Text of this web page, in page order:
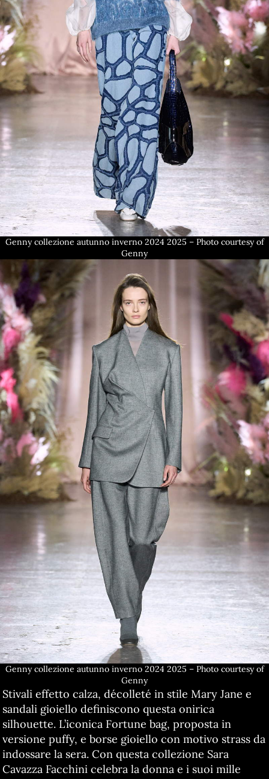
Genny collezione autunno inverno 2024 2025 – Photo courtesy of
Genny
Genny collezione autunno inverno 2024 2025 – Photo courtesy of
Genny
Stivali effetto calza, décolleté in stile Mary Jane e
sandali gioiello definiscono questa onirica
silhouette. L’iconica Fortune bag, proposta in
versione puffy, e borse gioiello con motivo strass da
indossare la sera. Con questa collezione Sara
Cavazza Facchini celebra la donna e i suoi mille